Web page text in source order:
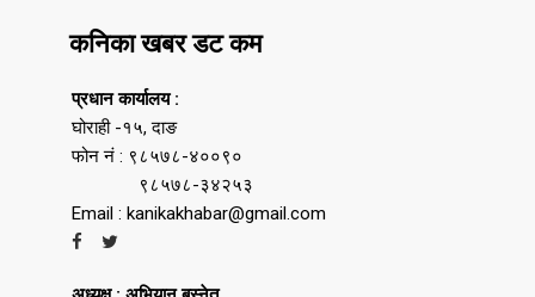
कनिका खबर डट कम
प्रधान कार्यालय :
घोराही -१५, दाङ
फोन नं : ९८५७८-४००९०
९८५७८-३४२५३
Email : kanikakhabar@gmail.com